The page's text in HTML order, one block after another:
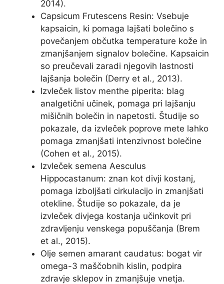
2014).
Capsicum Frutescens Resin: Vsebuje
kapsaicin, ki pomaga lajšati bolečino s
povečanjem občutka temperature kože in
zmanjšanjem signalov bolečine. Kapsaicin
so preučevali zaradi njegovih lastnosti
lajšanja bolečin (Derry et al., 2013).
Izvleček listov menthe piperita: blag
analgetični učinek, pomaga pri lajšanju
mišičnih bolečin in napetosti. Študije so
pokazale, da izvleček poprove mete lahko
pomaga zmanjšati intenzivnost bolečine
(Cohen et al., 2015).
Izvleček semena Aesculus
Hippocastanum: znan kot divji kostanj,
pomaga izboljšati cirkulacijo in zmanjšati
otekline. Študije so pokazale, da je
izvleček divjega kostanja učinkovit pri
zdravljenju venskega popuščanja (Brem
et al., 2015).
Olje semen amarant caudatus: bogat vir
omega-3 maščobnih kislin, podpira
zdravje sklepov in zmanjšuje vnetja.